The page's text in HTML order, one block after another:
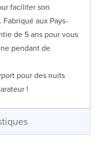
faciliter son
aux Pays-
de 5 ans pour vous
pendant de
pour des nuits
!